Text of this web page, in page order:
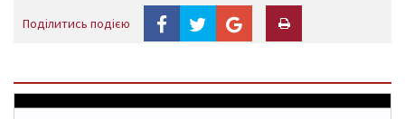
Поділитись подією